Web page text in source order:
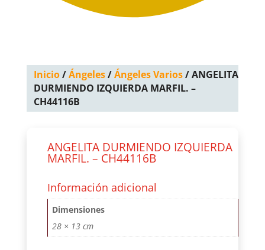
Inicio/Ángeles/Ángeles Varios/ ANGELITA
DURMIENDO IZQUIERDA MARFIL. –
CH44116B
ANGELITA DURMIENDO IZQUIERDA
MARFIL. – CH44116B
Información adicional
Dimensiones
28 × 13 cm